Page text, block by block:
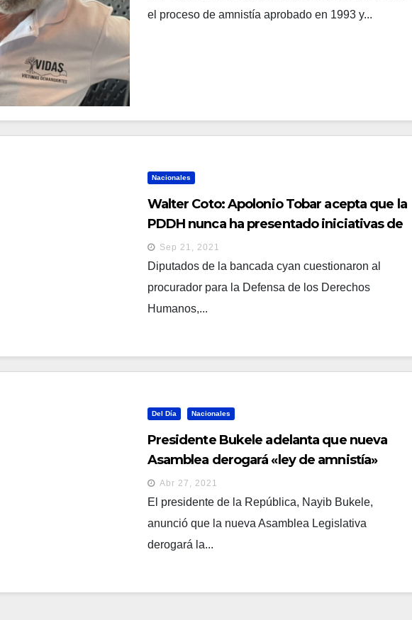
el proceso de amnistía aprobado en 1993 y...
Nacionales
Walter Coto: Apolonio Tobar acepta que la
PDDH nunca ha presentado iniciativas de
ley para víctimas del pasado conflicto
Sep 21, 2021
Diputados de la bancada cyan cuestionaron al
procurador para la Defensa de los Derechos
Humanos,...
Del Día Nacionales
Presidente Bukele adelanta que nueva
Asamblea derogará «ley de amnistía»
luego que oposición acordó superar su
veto
Abr 27, 2021
El presidente de la República, Nayib Bukele,
anunció que la nueva Asamblea Legislativa
derogará la...